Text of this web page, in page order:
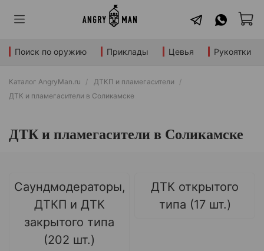
Поиск по оружию Приклады Цевья Рукоятки
Каталог AngryMan.ru
ДТКП и пламегасители
ДТК и пламегасители в Соликамске
ДТК и пламегасители в Соликамске
Саундмодераторы,
ДТКП и ДТК
закрытого типа
(202 шт.)
ДТК открытого
типа (17 шт.)